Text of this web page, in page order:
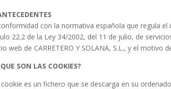
con la normativa española que regula
22.2 de la Ley 34/2002, del 11 de julio, de
web de CARRETERO Y SOLANA, S.L., y el motivo
SON LAS COOKIES?
es un fichero que se descarga en su